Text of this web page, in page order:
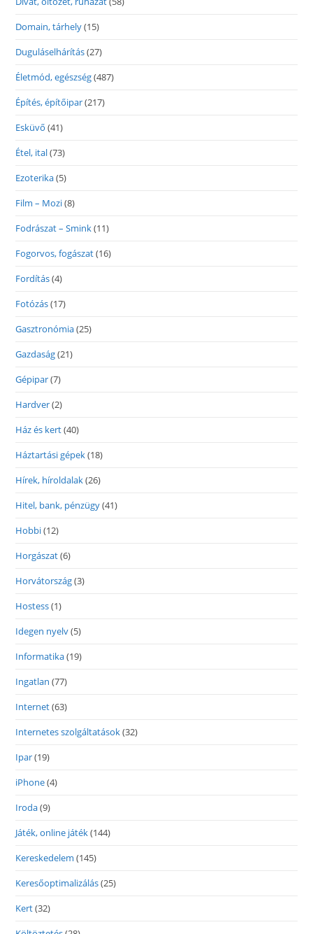
Domain, tárhely(15)
Duguláselhárítás(27)
Életmód, egészség(487)
Építés, építőipar(217)
Esküvő (41)
Étel, ital(73)
Ezoterika(5)
Film – Mozi(8)
Fodrászat – Smink(11)
Fogorvos, fogászat(16)
Fordítás(4)
Fotózás(17)
Gasztronómia(25)
Gazdaság(21)
Gépipar(7)
Hardver(2)
Ház és kert(40)
Háztartási gépek(18)
Hírek, híroldalak(26)
Hitel, bank, pénzügy(41)
Hobbi(12)
Horgászat(6)
Horvátország(3)
Hostess(1)
Idegen nyelv(5)
Informatika(19)
Ingatlan (77)
Internet(63)
Internetes szolgáltatások(32)
Ipar(19)
iPhone(4)
Iroda(9)
Játék, online játék(144)
Kereskedelem (145)
Keresőoptimalizálás(25)
Kert(32)